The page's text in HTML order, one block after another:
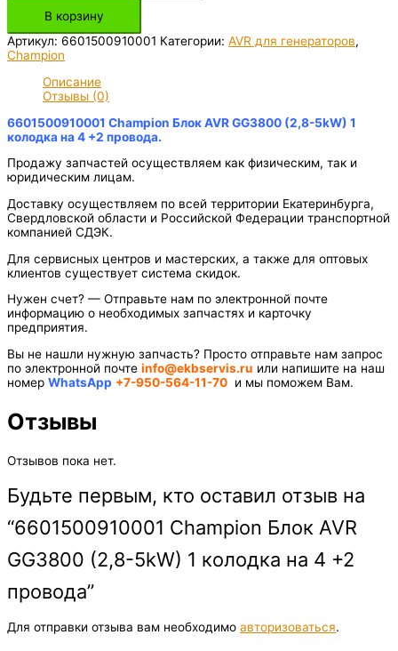
В корзину
Артикул: 6601500910001 Категории: AVR для генераторов,
Champion
Описание
Отзывы (0)
6601500910001 Champion Блок AVR GG3800 (2,8-5kW) 1
колодка на 4 +2 провода.
Продажу запчастей осуществляем как физическим, так и
юридическим лицам.
Доставку осуществляем по всей территории Екатеринбурга,
Свердловской области и Российской Федерации транспортной
компанией СДЭК.
Для сервисных центров и мастерских, а также для оптовых
клиентов существует система скидок.
Нужен счет? — Отправьте нам по электронной почте
информацию о необходимых запчастях и карточку
предприятия.
Вы не нашли нужную запчасть? Просто отправьте нам запрос
по электронной почте info@ekbservis.ru или напишите на наш
номер WhatsApp +7-950-564-11-70 и мы поможем Вам.
Отзывы
Отзывов пока нет.
Будьте первым, кто оставил отзыв на
“6601500910001 Champion Блок AVR
GG3800 (2,8-5kW) 1 колодка на 4 +2
провода”
Для отправки отзыва вам необходимо авторизоваться.